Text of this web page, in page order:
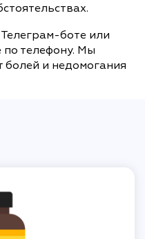
боте или
телефону. Мы
болей и недомогания